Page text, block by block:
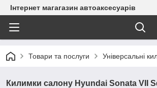
Інтернет магагазин автоаксесуарів
Товари та послуги Універсальні
Килимки салону Hyundai Sonata VII